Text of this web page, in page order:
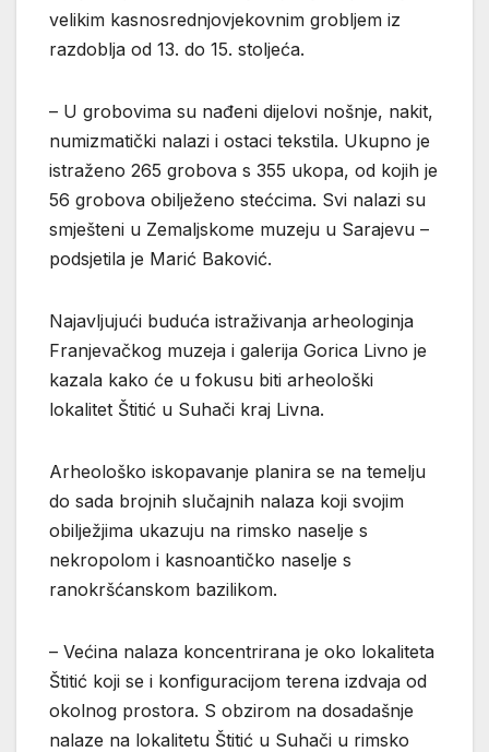
velikim kasnosrednjovjekovnim grobljem iz
razdoblja od 13. do 15. stoljeća.
– U grobovima su nađeni dijelovi nošnje, nakit,
numizmatički nalazi i ostaci tekstila. Ukupno je
istraženo 265 grobova s 355 ukopa, od kojih je
56 grobova obilježeno stećcima. Svi nalazi su
smješteni u Zemaljskome muzeju u Sarajevu –
podsjetila je Marić Baković.
Najavljujući buduća istraživanja arheologinja
Franjevačkog muzeja i galerija Gorica Livno je
kazala kako će u fokusu biti arheološki
lokalitet Štitić u Suhači kraj Livna.
Arheološko iskopavanje planira se na temelju
do sada brojnih slučajnih nalaza koji svojim
obilježjima ukazuju na rimsko naselje s
nekropolom i kasnoantičko naselje s
ranokršćanskom bazilikom.
– Većina nalaza koncentrirana je oko lokaliteta
Štitić koji se i konfiguracijom terena izdvaja od
okolnog prostora. S obzirom na dosadašnje
nalaze na lokalitetu Štitić u Suhači u rimsko